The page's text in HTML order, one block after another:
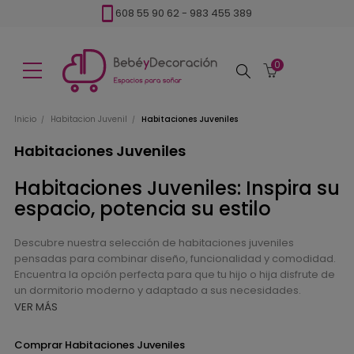
608 55 90 62 - 983 455 389
Buscar
0
Inicio Habitacion Juvenil Habitaciones Juveniles
Habitaciones Juveniles
Habitaciones Juveniles: Inspira su
espacio, potencia su estilo
Descubre nuestra selección de habitaciones juveniles
pensadas para combinar diseño, funcionalidad y comodidad.
Encuentra la opción perfecta para que tu hijo o hija disfrute de
un dormitorio moderno y adaptado a sus necesidades.
VER MÁS
Comprar Habitaciones Juveniles